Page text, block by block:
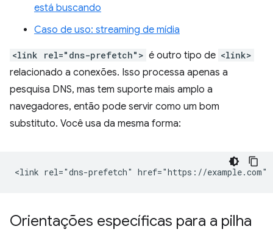
está buscando
Caso de uso: streaming de mídia
<link rel="dns-prefetch"> é outro tipo de <link>
relacionado a conexões. Isso processa apenas a
pesquisa DNS, mas tem suporte mais amplo a
navegadores, então pode servir como um bom
substituto. Você usa da mesma forma:
Orientações específicas para a pilha